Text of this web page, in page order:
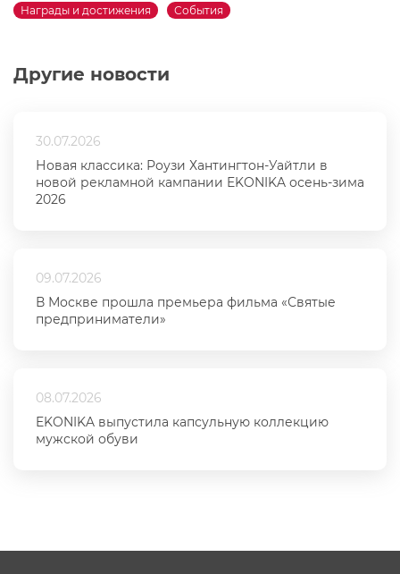
Другие новости
30.07.2026
Новая классика: Роузи Хантингтон-Уайтли в
новой рекламной кампании EKONIKA осень-зима
2026
09.07.2026
В Москве прошла премьера фильма «Святые
предприниматели»
08.07.2026
EKONIKA выпустила капсульную коллекцию
мужской обуви
Награды и достижения События